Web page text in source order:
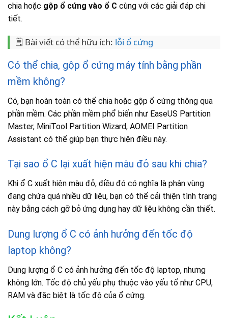
chia hoặc gộp ổ cứng vào ổ C cùng với các giải đáp chi
tiết.
🗒️ Bài viết có thể hữu ích: lỗi ổ cứng
Có thể chia, gộp ổ cứng máy tính bằng phần
mềm không?
Có, bạn hoàn toàn có thể chia hoặc gộp ổ cứng thông qua
phần mềm. Các phần mềm phổ biến như EaseUS Partition
Master, MiniTool Partition Wizard, AOMEI Partition
Assistant có thể giúp bạn thực hiện điều này.
Tại sao ổ C lại xuất hiện màu đỏ sau khi chia?
Khi ổ C xuất hiện màu đỏ, điều đó có nghĩa là phân vùng
đang chứa quá nhiều dữ liệu, bạn có thể cải thiện tình trạng
này bằng cách gỡ bỏ ứng dụng hay dữ liệu không cần thiết.
Dung lượng ổ C có ảnh hưởng đến tốc độ
laptop không?
Dung lượng ổ C có ảnh hưởng đến tốc độ laptop, nhưng
không lớn. Tốc độ chủ yếu phụ thuộc vào yếu tố như CPU,
RAM và đặc biệt là tốc độ của ổ cứng.